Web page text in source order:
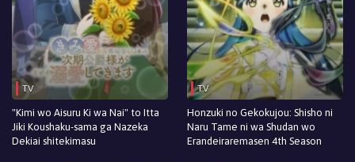
TV
"Kimi wo Aisuru Ki wa Nai" to Itta
Jiki Koushaku-sama ga Nazeka
Dekiai shitekimasu
TV
Honzuki no Gekokujou: Shisho ni
Naru Tame ni wa Shudan wo
Erandeiraremasen 4th Season